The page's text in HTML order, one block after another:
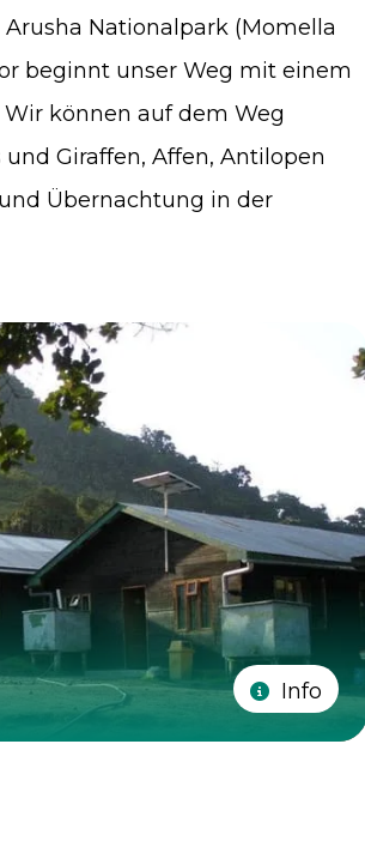
Nationalpark (Momella
beginnt unser Weg mit einem
können auf dem Weg
Giraffen, Affen, Antilopen
Übernachtung in der
Info